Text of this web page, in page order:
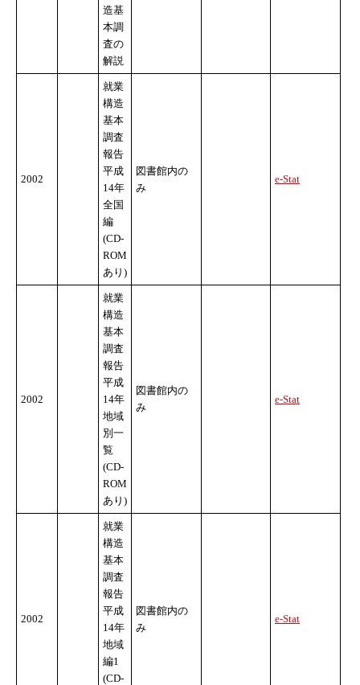
造基
本調
査の
解説
2002
就業
構造
基本
調査
報告
平成
14年
全国
編
(CD-
ROM
あり)
図書館内の
み
e-Stat
2002
就業
構造
基本
調査
報告
平成
14年
地域
別一
覧
(CD-
ROM
あり)
図書館内の
み
e-Stat
2002
就業
構造
基本
調査
報告
平成
14年
地域
編1
(CD-
図書館内の
み
e-Stat